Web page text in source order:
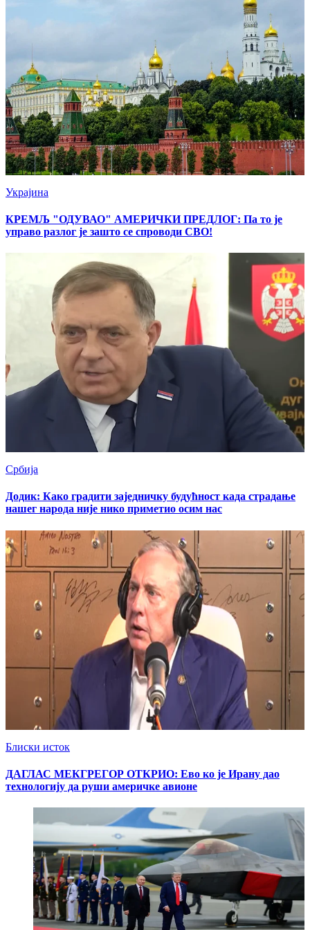
Украјина
КРЕМЉ "ОДУВАО" АМЕРИЧКИ ПРЕДЛОГ: Па то је
управо разлог је зашто се спроводи СВО!
Србија
Додик: Како градити заједничку будућност када страдање
нашег народа није нико приметио осим нас
Блиски исток
ДАГЛАС МЕКГРЕГОР ОТКРИО: Ево ко је Ирану дао
технологију да руши америчке авионе